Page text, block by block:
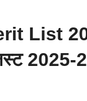
List
2025-